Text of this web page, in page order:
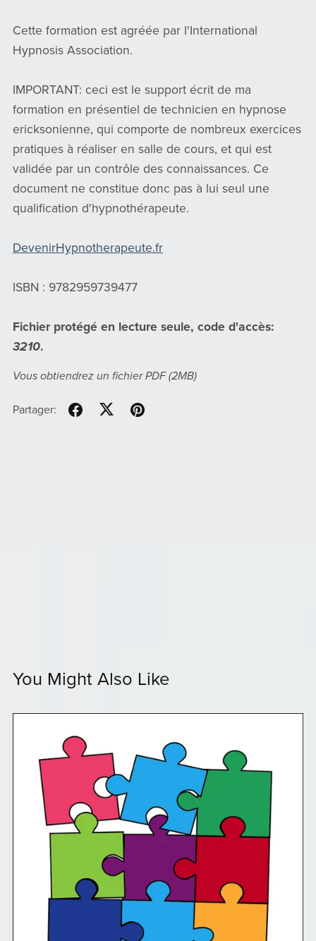
Cette formation est agréée par l'International
Hypnosis Association.
IMPORTANT: ceci est le support écrit de ma
formation en présentiel de technicien en hypnose
ericksonienne, qui comporte de nombreux exercices
pratiques à réaliser en salle de cours, et qui est
validée par un contrôle des connaissances. Ce
document ne constitue donc pas à lui seul une
qualification d'hypnothérapeute.
DevenirHypnotherapeute.fr
ISBN : 9782959739477
Fichier protégé en lecture seule, code d'accès:
3210.
Vous obtiendrez un fichier PDF(2MB)
Partager:
You Might Also Like